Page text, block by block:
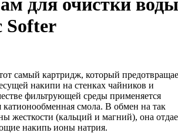
для очистки воды
Softer
самый картридж, который
накипи на стенках чайников и
фильтрующей среды применяется
катионообменная смола. В обмен на так
жесткости (кальций и магний), она
накипь ионы натрия.